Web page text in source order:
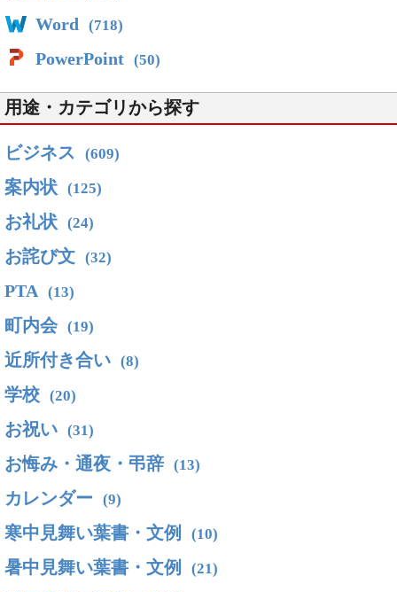
Word (718)
PowerPoint (50)
用途・カテゴリから探す
ビジネス (609)
案内状 (125)
お礼状 (24)
お詫び文 (32)
PTA (13)
町内会 (19)
近所付き合い (8)
学校 (20)
お祝い (31)
お悔み・通夜・弔辞 (13)
カレンダー (9)
寒中見舞い葉書・文例 (10)
暑中見舞い葉書・文例 (21)